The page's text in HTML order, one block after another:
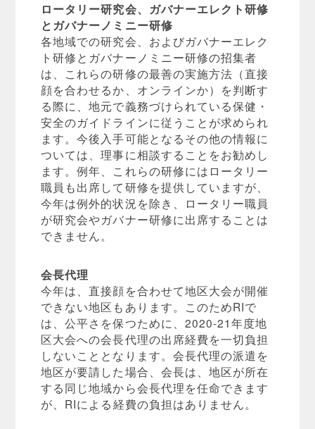
ロータリー研究会、ガバナーエレクト研修
とガバナーノミニー研修
各地域での研究会、およびガバナーエレク
ト研修とガバナーノミニー研修の招集者
は、これらの研修の最善の実施方法（直接
顔を合わせるか、オンラインか）を判断す
る際に、地元で義務づけられている保健・
安全のガイドラインに従うことが求められ
ます。今後入手可能となるその他の情報に
ついては、理事に相談することをお勧めし
ます。例年、これらの研修にはロータリー
職員も出席して研修を提供していますが、
今年は例外的状況を除き、ロータリー職員
が研究会やガバナー研修に出席することは
できません。
会長代理
今年は、直接顔を合わせて地区大会が開催
できない地区もあります。このためRIで
は、公平さを保つために、2020-21年度地
区大会への会長代理の出席経費を一切負担
しないこととなります。会長代理の派遣を
地区が要請した場合、会長は、地区が所在
する同じ地域から会長代理を任命できます
が、RIによる経費の負担はありません。